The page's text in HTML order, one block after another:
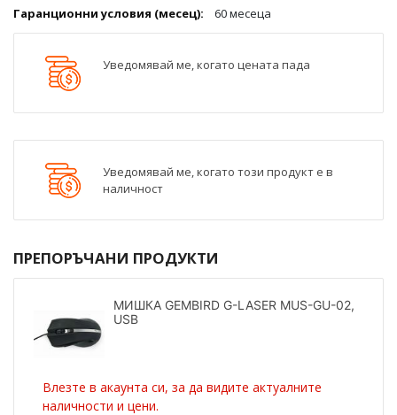
60 месеца
Уведомявай ме, когато цената пада
Уведомявай ме, когато този продукт е в
наличност
ПРЕПОРЪЧАНИ ПРОДУКТИ
МИШКА GEMBIRD G-LASER MUS-GU-02,
USB
Влезте в акаунта си, за да видите актуалните
наличности и цени.